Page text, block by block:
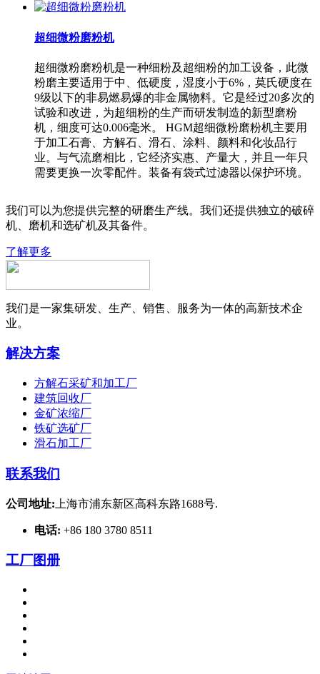
超细微粉磨粉机
超细微粉磨粉机是一种细粉及超细粉的加工设备，此微
粉磨主要适用于中、低硬度，湿度小于6%，莫氏硬度在
9级以下的非易燃易爆的非金属物料。它是经过20多次的
试验和改进，为超细粉的生产而研发制造的新型磨粉
机，细度可达0.006毫米。 HGM超细微粉磨粉机主要用
于加工石膏、方解石、滑石、涂料、颜料和化妆品行
业。与气流磨相比，它经济实惠、产量大，并且一年只
需要更换一次零配件。装备有袋式过滤器以保护环境。
我们可以为您提供完整的研磨生产线。我们还提供独立的破碎
机、磨机和选矿机及其备件。
了解更多
我们是一家集研发、生产、销售、服务为一体的高新技术企
业。
解决方案
方解石采矿和加工厂
建筑回收厂
金矿浓缩厂
铁矿选矿厂
滑石加工厂
联系我们
公司地址: 上海市浦东新区高科东路1688号.
电话: +86 180 3780 8511
工厂图册